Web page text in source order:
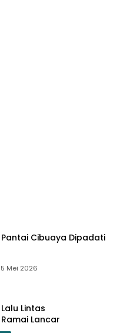
Pantai Cibuaya Dipadati
Mei 2026
Lintas
Lancar